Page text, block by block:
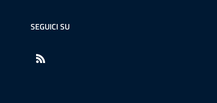
SEGUICI SU